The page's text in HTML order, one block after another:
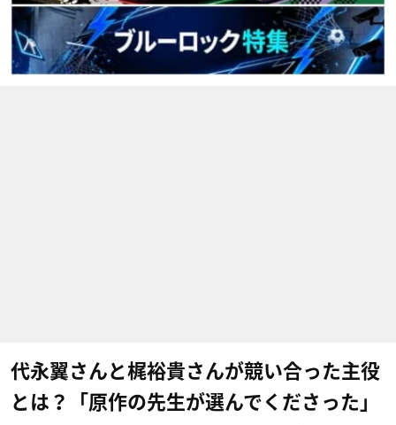
代永翼さんと梶裕貴さんが競い合った主役
とは？「原作の先生が選んでくださった」